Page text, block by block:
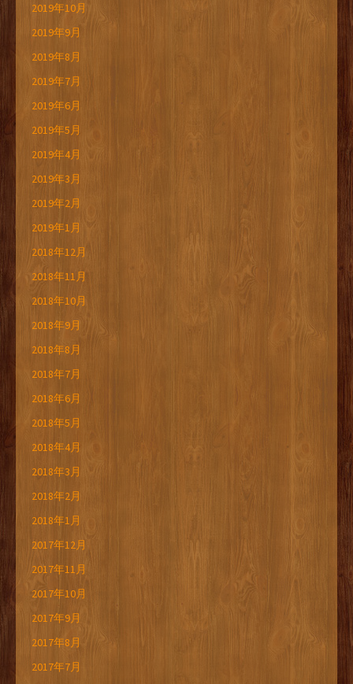
2019年10月
2019年9月
2019年8月
2019年7月
2019年6月
2019年5月
2019年4月
2019年3月
2019年2月
2019年1月
2018年12月
2018年11月
2018年10月
2018年9月
2018年8月
2018年7月
2018年6月
2018年5月
2018年4月
2018年3月
2018年2月
2018年1月
2017年12月
2017年11月
2017年10月
2017年9月
2017年8月
2017年7月